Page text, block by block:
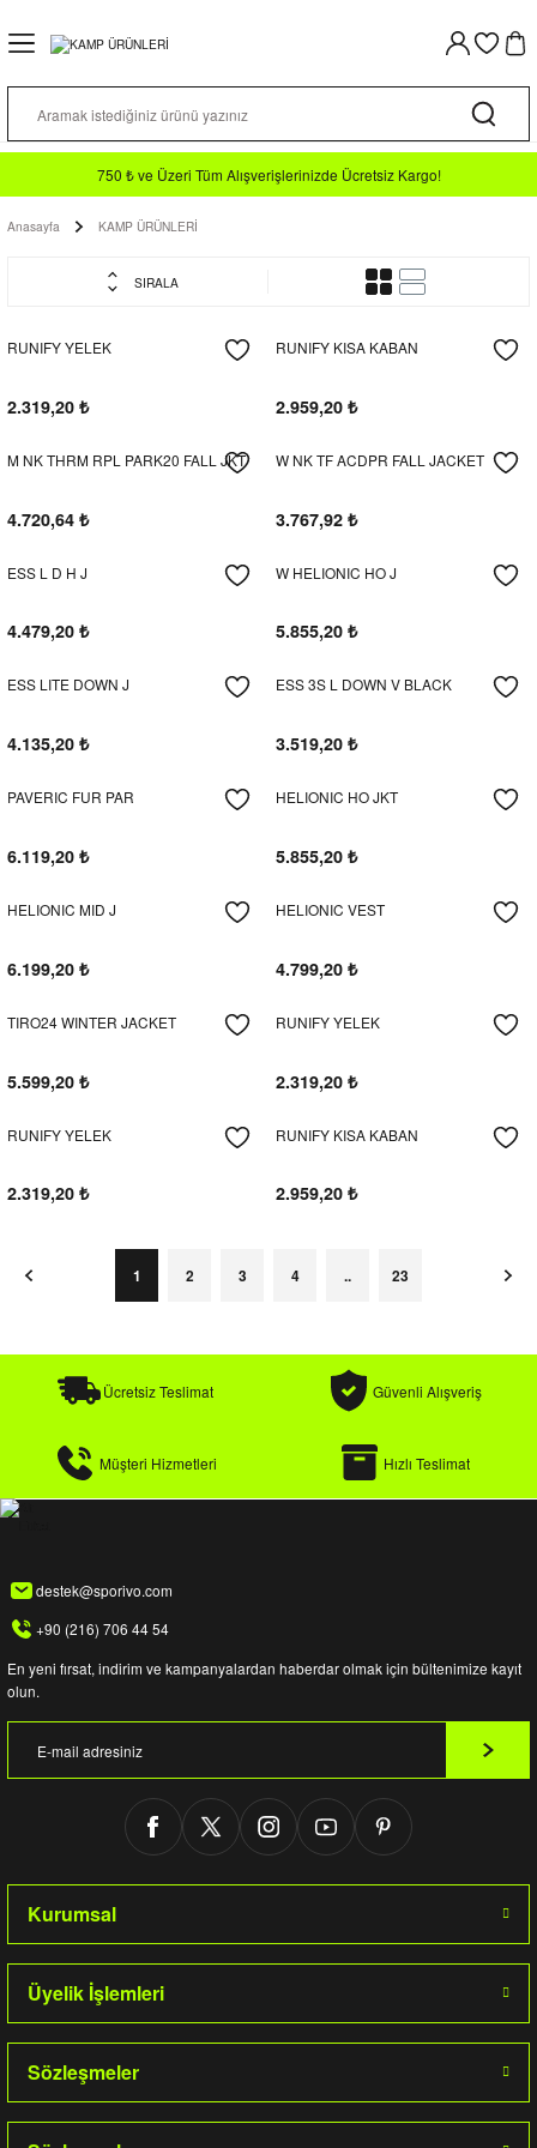
Alt
750 ₺ ve Üzeri Tüm Alışverişlerinizde Ücretsiz Kargo!
Anasayfa KAMP ÜRÜNLERİ
SIRALA
RUNIFY YELEK
2.319,20 ₺
RUNIFY KISA KABAN
2.959,20 ₺
M NK THRM RPL PARK20 FALL JKT
4.720,64 ₺
W NK TF ACDPR FALL JACKET
3.767,92 ₺
ESS L D H J
4.479,20 ₺
W HELIONIC HO J
5.855,20 ₺
ESS LITE DOWN J
4.135,20 ₺
ESS 3S L DOWN V BLACK
3.519,20 ₺
PAVERIC FUR PAR
6.119,20 ₺
HELIONIC HO JKT
5.855,20 ₺
HELIONIC MID J
6.199,20 ₺
HELIONIC VEST
4.799,20 ₺
TIRO24 WINTER JACKET
5.599,20 ₺
RUNIFY YELEK
2.319,20 ₺
RUNIFY YELEK
2.319,20 ₺
RUNIFY KISA KABAN
2.959,20 ₺
1 2 3 4 .. 23
Ücretsiz Teslimat Güvenli Alışveriş
Müşteri Hizmetleri Hızlı Teslimat
destek@sporivo.com
+90 (216) 706 44 54
En yeni fırsat, indirim ve kampanyalardan haberdar olmak için bültenimize kayıt
olun.
Kurumsal
Üyelik İşlemleri
Sözleşmeler